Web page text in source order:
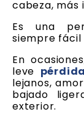
cabeza, más
Es una
siempre fácil
En
leve
lejanos,
bajado
exterior.